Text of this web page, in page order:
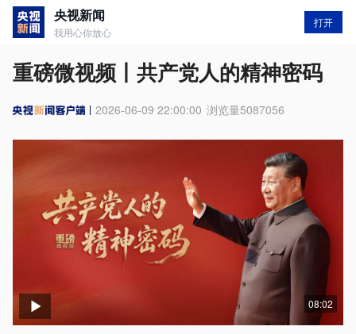
央视新闻
我用心你放心
打开
重磅微视频丨共产党人的精神密码
2026-06-09 22:00:00 浏览量5087056
08:02